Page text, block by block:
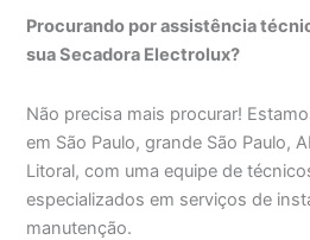
Procurando por assistência
sua Secadora Electrolux?
Não precisa mais procurar!
em São Paulo, grande São Paulo,
Litoral, com uma equipe de
especializados em serviços de
manutenção.